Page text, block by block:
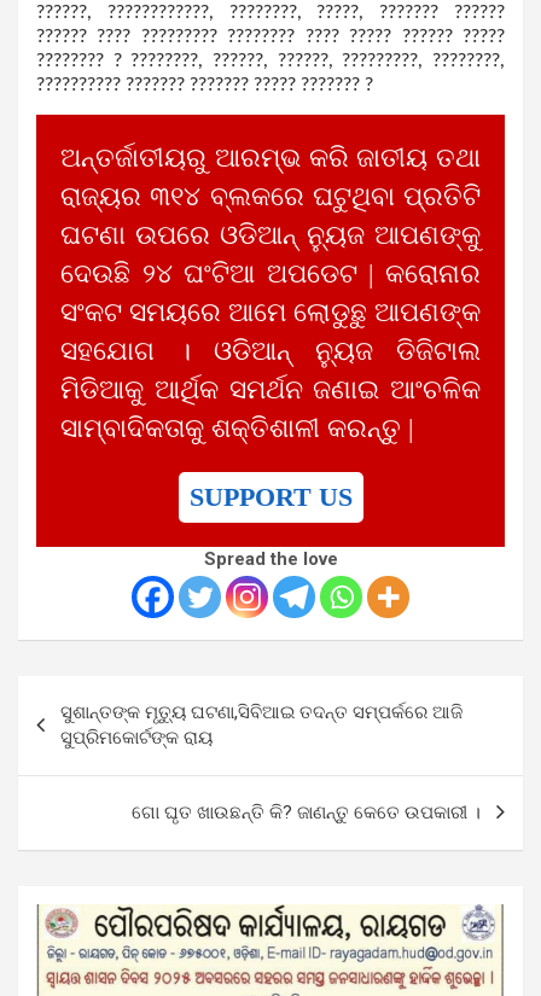
??????, ????????????, ????????, ?????, ??????? ??????
?????? ???? ????????? ???????? ???? ????? ?????? ?????
???????? ? ????????, ??????, ??????, ?????????, ????????,
?????????? ??????? ??????? ????? ??????? ?
ଅନ୍ତର୍ଜାତୀୟରୁ ଆରମ୍ଭ କରି ଜାତୀୟ ତଥା
ରାଜ୍ୟର ୩୧୪ ବ୍ଲକରେ ଘଟୁଥିବା ପ୍ରତିଟି
ଘଟଣା ଉପରେ ଓଡିଆନ୍ ନ୍ୟୁଜ ଆପଣଙ୍କୁ
ଦେଉଛି ୨୪ ଘଂଟିଆ ଅପଡେଟ | କରୋନାର
ସଂକଟ ସମୟରେ ଆମେ ଲୋଡୁଛୁ ଆପଣଙ୍କ
ସହଯୋଗ । ଓଡିଆନ୍ ନ୍ୟୁଜ ଡିଜିଟାଲ
ମିଡିଆକୁ ଆର୍ଥିକ ସମର୍ଥନ ଜଣାଇ ଆଂଚଳିକ
ସାମ୍ବାଦିକତାକୁ ଶକ୍ତିଶାଳୀ କରନ୍ତୁ |
SUPPORT US
Spread the love
navigation
ସୁଶାନ୍ତଙ୍କ ମୃତ୍ୟୁ ଘଟଣା,ସିବିଆଇ ତଦନ୍ତ ସମ୍ପର୍କରେ ଆଜି
ସୁପ୍ରିମକୋର୍ଟଙ୍କ ରାୟ
ଗୋ ଘୃତ ଖାଉଛନ୍ତି କି? ଜାଣନ୍ତୁ କେତେ ଉପକାରୀ ।